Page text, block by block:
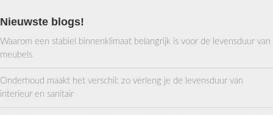
Nieuwste blogs!
Waarom een stabiel binnenklimaat belangrijk is voor de levensduur van
meubels
Onderhoud maakt het verschil: zo verleng je de levensduur van
interieur en sanitair